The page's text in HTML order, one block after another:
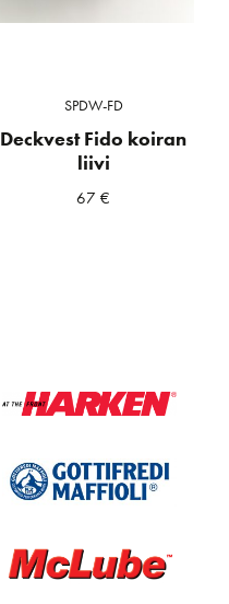
SPDW-FD
Deckvest Fido koiran
liivi
67€